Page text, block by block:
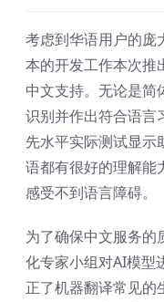
考虑到华语用户的庞
本的开发工作本次推
中文支持。无论是简
识别并作出符合语言
先水平实际测试显示
语都有很好的理解能
感受不到语言障碍。
为了确保中文服务
化专家小组对AI模型
正了机器翻译常见的